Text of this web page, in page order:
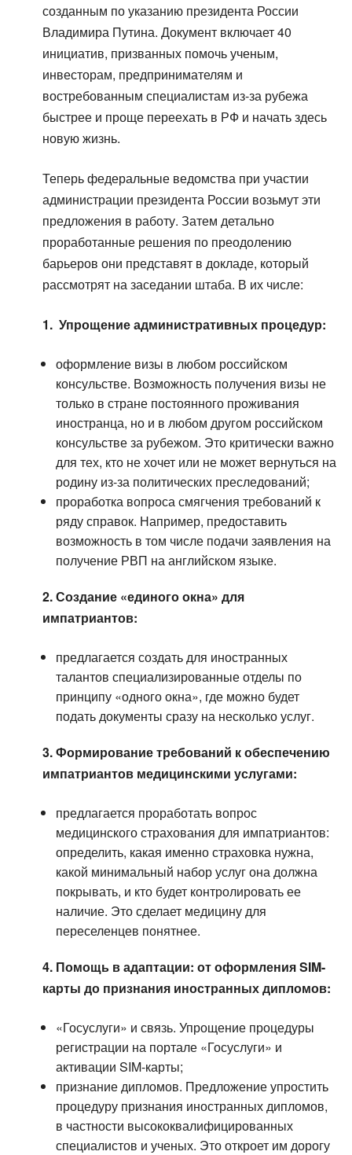
созданным по указанию президента России
Владимира Путина. Документ включает 40
инициатив, призванных помочь ученым,
инвесторам, предпринимателям и
востребованным специалистам из-за рубежа
быстрее и проще переехать в РФ и начать здесь
новую жизнь.
Теперь федеральные ведомства при участии
администрации президента России возьмут эти
предложения в работу. Затем детально
проработанные решения по преодолению
барьеров они представят в докладе, который
рассмотрят на заседании штаба. В их числе:
1. Упрощение административных процедур:
оформление визы в любом российском
консульстве. Возможность получения визы не
только в стране постоянного проживания
иностранца, но и в любом другом российском
консульстве за рубежом. Это критически важно
для тех, кто не хочет или не может вернуться на
родину из-за политических преследований;
проработка вопроса смягчения требований к
ряду справок. Например, предоставить
возможность в том числе подачи заявления на
получение РВП на английском языке.
2. Создание «единого окна» для
импатриантов:
предлагается создать для иностранных
талантов специализированные отделы по
принципу «одного окна», где можно будет
подать документы сразу на несколько услуг.
3. Формирование требований к обеспечению
импатриантов медицинскими услугами:
предлагается проработать вопрос
медицинского страхования для импатриантов:
определить, какая именно страховка нужна,
какой минимальный набор услуг она должна
покрывать, и кто будет контролировать ее
наличие. Это сделает медицину для
переселенцев понятнее.
4. Помощь в адаптации: от оформления SIM-
карты до признания иностранных дипломов:
«Госуслуги» и связь. Упрощение процедуры
регистрации на портале «Госуслуги» и
активации SIM-карты;
признание дипломов. Предложение упростить
процедуру признания иностранных дипломов,
в частности высококвалифицированных
специалистов и ученых. Это откроет им дорогу